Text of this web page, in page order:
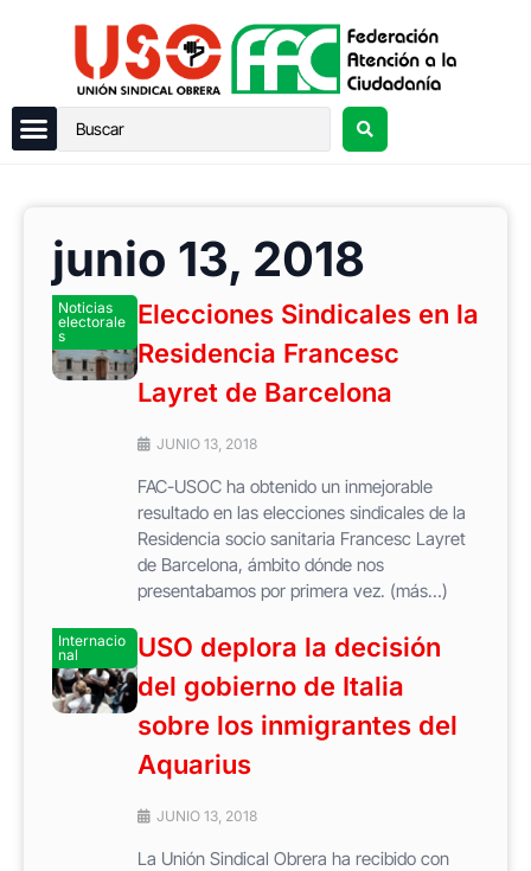
junio 13, 2018
Noticias
electorale
s
Elecciones Sindicales en la
Residencia Francesc
Layret de Barcelona
JUNIO 13, 2018
FAC-USOC ha obtenido un inmejorable
resultado en las elecciones sindicales de la
Residencia socio sanitaria Francesc Layret
de Barcelona, ámbito dónde nos
presentabamos por primera vez. (más…)
Internacio
nal
USO deplora la decisión
del gobierno de Italia
sobre los inmigrantes del
Aquarius
JUNIO 13, 2018
La Unión Sindical Obrera ha recibido con